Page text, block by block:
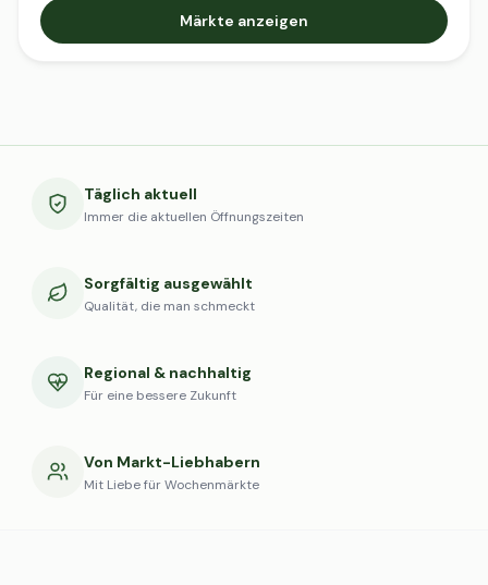
Märkte anzeigen
Täglich aktuell
Immer die aktuellen Öffnungszeiten
Sorgfältig ausgewählt
Qualität, die man schmeckt
Regional & nachhaltig
Für eine bessere Zukunft
Von Markt-Liebhabern
Mit Liebe für Wochenmärkte